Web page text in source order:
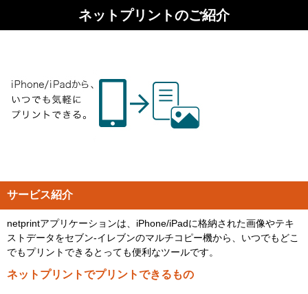
ネットプリントのご紹介
サービス紹介
netprintアプリケーションは、iPhone/iPadに格納された画像やテキ
ストデータをセブン-イレブンのマルチコピー機から、いつでもどこ
でもプリントできるとっても便利なツールです。
ネットプリントでプリントできるもの